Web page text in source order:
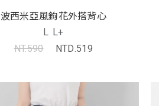
波西米亞風鉤花外搭背心
L L+
NT.590
NTD.519